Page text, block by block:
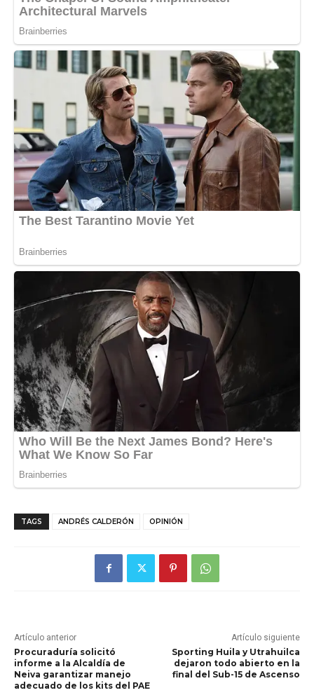
TAGS ANDRÉS CALDERÓN OPINIÓN
Artículo anterior
Procuraduría solicitó
informe a la Alcaldía de
Neiva garantizar manejo
adecuado de los kits del PAE
Artículo siguiente
Sporting Huila y Utrahuilca
dejaron todo abierto en la
final del Sub-15 de Ascenso